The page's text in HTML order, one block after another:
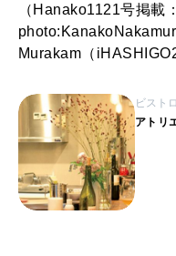
（Hanako1121号掲載：
Murakam（
ビストロ
アトリ